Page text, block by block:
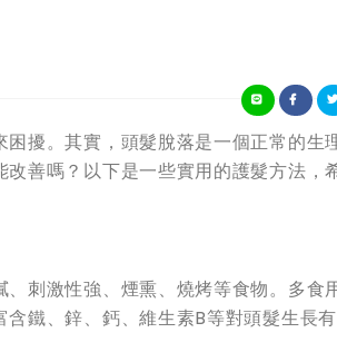
擾。其實，頭髮脫落是一個正常的生
善嗎？以下是一些實用的護髮方法，
刺激性強、煙熏、燒烤等食物。多食
鐵、鋅、鈣、維生素B等對頭髮生長